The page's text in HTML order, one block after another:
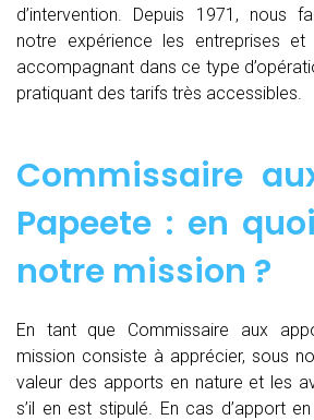
d’intervention. Depuis 1971, nous
notre expérience les entreprises
accompagnant dans ce type
pratiquant des tarifs très accessibles.
Commissaire
Papeete : en
notre mission ?
En tant que Commissaire aux
mission consiste à apprécier, sous
valeur des apports en nature et les
s’il en est stipulé. En cas d’apport